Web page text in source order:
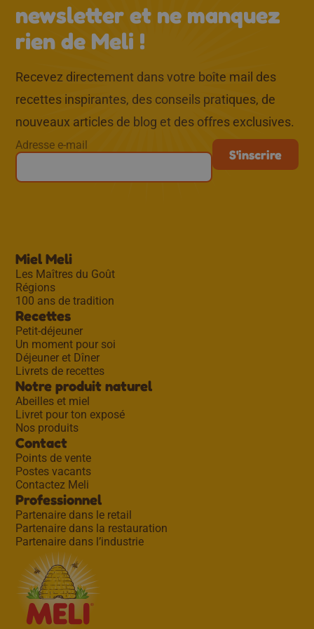
newsletter et ne manquez
rien de Meli !
Recevez directement dans votre boîte mail des
recettes inspirantes, des conseils pratiques, de
nouveaux articles de blog et des offres exclusives.
Adresse e-mail
Miel Meli
Les Maîtres du Goût
Régions
100 ans de tradition
Recettes
Petit-déjeuner
Un moment pour soi
Déjeuner et Dîner
Livrets de recettes
Notre produit naturel
Abeilles et miel
Livret pour ton exposé
Nos produits
Contact
Points de vente
Postes vacants
Contactez Meli
Professionnel
Partenaire dans le retail
Partenaire dans la restauration
Partenaire dans l’industrie